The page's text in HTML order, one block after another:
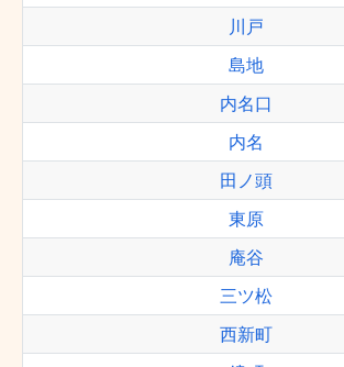
川戸
島地
内名口
内名
田ノ頭
東原
庵谷
三ツ松
西新町